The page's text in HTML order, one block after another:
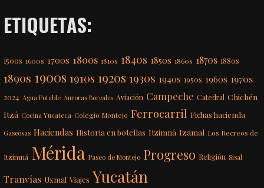
ETIQUETAS:
1500s 1600s 1700s 1800s 1810s 1840s 1850s 1860s 1870s 1880s
1890s 1900s 1910s 1920s 1930s 1940s 1950s 1960s 1970s
2024 Agua Potable Auroras Boreales Aviación Campeche Catedral Chichén
Itzá Cocina Yucateca Colegio Montejo Ferrocarril Fichas hacienda
Gaseosas Haciendas Historia en botellas Itzimná Izamal Los Recreos de
Itzimná Mérida Paseo de Montejo Progreso Religión Sisal
Tranvías Uxmal Viajes Yucatán